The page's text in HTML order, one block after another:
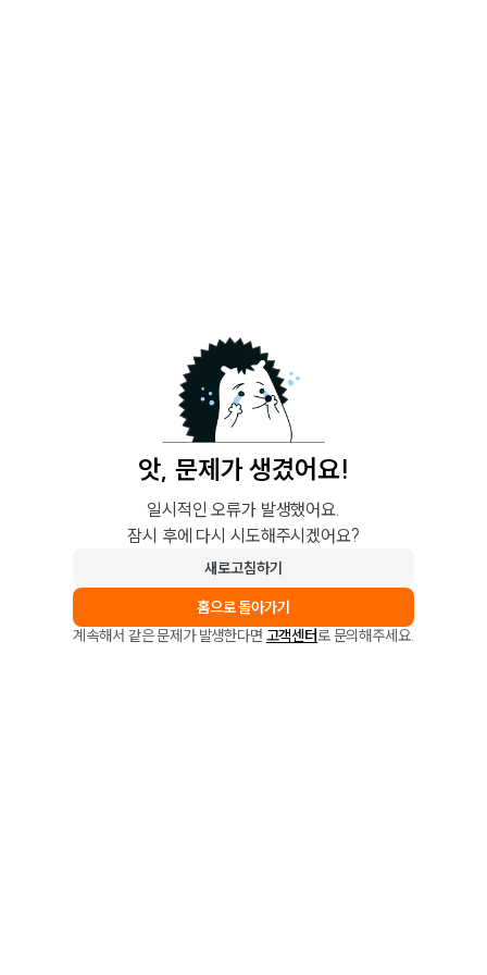
앗, 문제가 생겼어요!
일시적인 오류가 발생했어요.
잠시 후에 다시 시도해주시겠어요?
새로고침하기
홈으로 돌아가기
계속해서 같은 문제가 발생한다면 고객센터로 문의해주세요.